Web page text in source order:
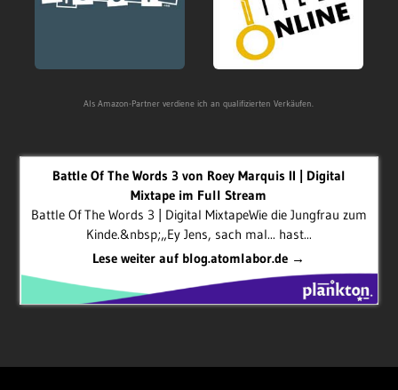
Als Amazon-Partner verdiene ich an qualifizierten Verkäufen.
Battle Of The Words 3 von Roey Marquis II | Digital
Mixtape im Full Stream
Battle Of The Words 3 | Digital MixtapeWie die Jungfrau zum
Kinde.&nbsp;„Ey Jens, sach mal... hast...
Lese weiter auf blog.atomlabor.de →